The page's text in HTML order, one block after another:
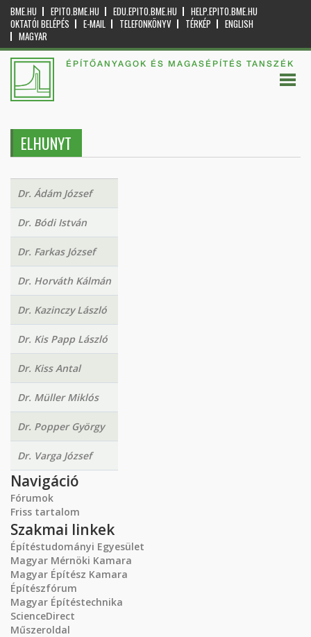
BME.HU EPITO.BME.HU EDU.EPITO.BME.HU
HELP.EPITO.BME.HU
OKTATÓI BELÉPÉS
E-MAIL TELEFONKÖNYV TÉRKÉP
ENGLISH
MAGYAR
ÉPÍTŐANYAGOK ÉS MAGASÉPÍTÉS TANSZÉK
ELHUNYT
Dr. Ádám József
Dr. Bódi István
Dr. Farkas József
Dr. Horváth Kálmán
Dr. Kazinczy László
Dr. Kis Papp László
Dr. Kiss Antal
Dr. Müller Miklós
Dr. Popper György
Dr. Varga József
Navigáció
Fórumok
Friss tartalom
Szakmai linkek
Építéstudományi Egyesület
Magyar Mérnöki Kamara
Magyar Építész Kamara
Építészfórum
Magyar Építéstechnika
ScienceDirect
Műszeroldal